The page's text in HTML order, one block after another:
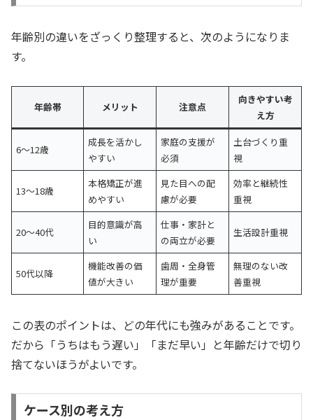
年齢別の違いをざっくり整理すると、次のようになりま
す。
年齢帯 メリット 注意点
向きやすい考
え方
6〜12歳
成長を活かし
やすい
家庭の支援が
必須
土台づくり重
視
13〜18歳
本格矯正が進
めやすい
見た目への配
慮が必要
効率と継続性
重視
20〜40代
目的意識が高
い
仕事・家計と
の両立が必要
生活設計重視
50代以降
機能改善の価
値が大きい
歯周・全身管
理が重要
無理のない改
善重視
この表のポイントは、どの年代にも強みがあることです。
だから「うちはもう遅い」「まだ早い」と年齢だけで切り
捨てないほうがよいです。
ケース別の考え方